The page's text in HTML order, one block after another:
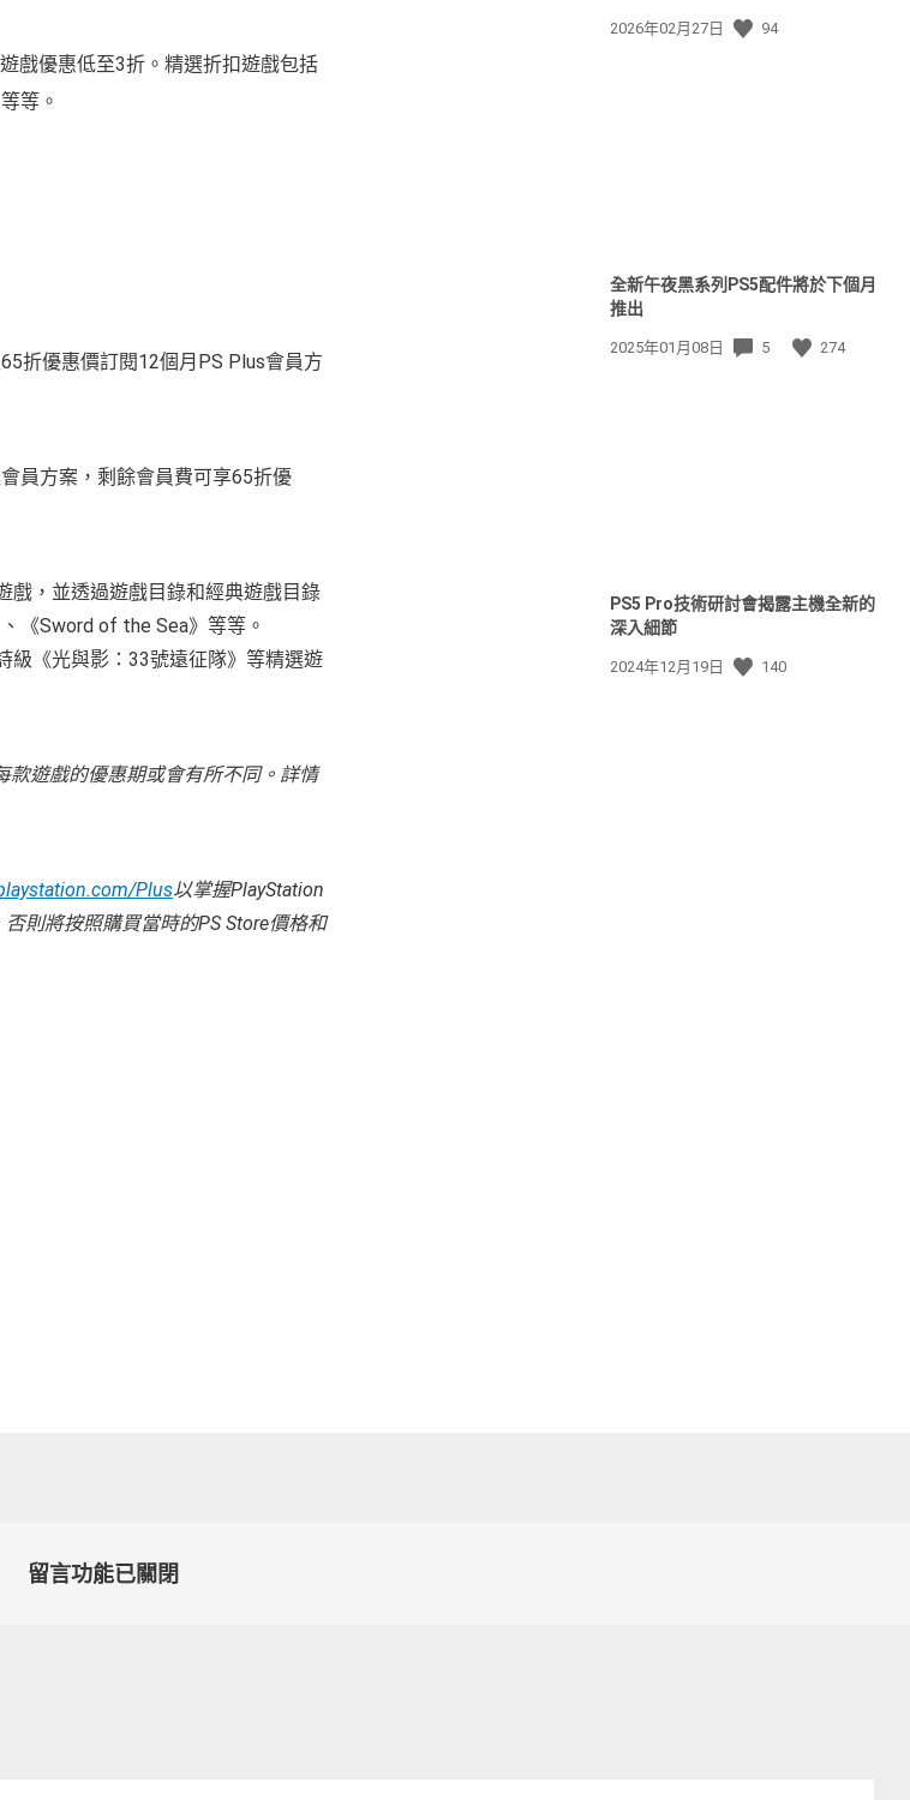
戲優惠低至3折。精選折扣遊戲包括
等。
download
折優惠價訂閱12個月PS Plus會員方
員方案，剩餘會員費可享65折優
戲，並透過遊戲目錄和經典遊戲目錄
《Sword of the Sea》等等。
級《光與影：33號遠征隊》等精選遊
遊戲的優惠期或會有所不同。詳情
Plus以掌握PlayStation
則將按照購買當時的PS Store價格和
發
2026年02月27日 94
全新午夜黑系列PS5配件將於下個月
推出
發
2025年01月08日 5 274
PS5 Pro技術研討會揭露主機全新的
深入細節
發
2024年12月19日 140
留言功能已關閉